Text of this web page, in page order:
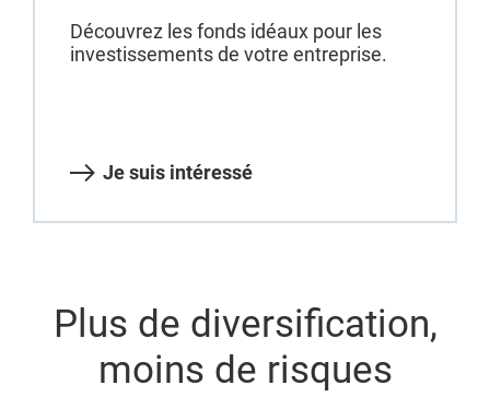
Découvrez les fonds idéaux pour les
investissements de votre entreprise.
Je suis intéressé
Plus de diversification,
moins de risques